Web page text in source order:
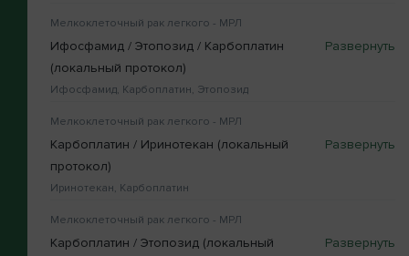
Мелкоклеточный рак легкого - МРЛ
Ифосфамид / Этопозид / Карбоплатин
(локальный протокол)
Ифосфамид, Карбоплатин, Этопозид
Мелкоклеточный рак легкого - МРЛ
Карбоплатин / Иринотекан (локальный
протокол)
Иринотекан, Карбоплатин
Мелкоклеточный рак легкого - МРЛ
Карбоплатин / Этопозид (локальный